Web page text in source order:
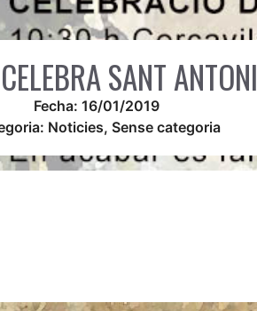
SANT ANTONI
Fecha: 16/01/2019
Noticies, Sense categoria